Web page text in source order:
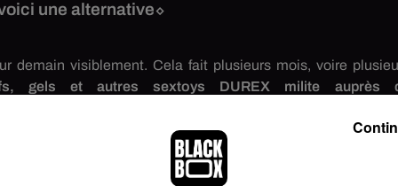
une alternative⬦
demain visiblement. Cela fait plusieurs mois, voire
gels et autressextoys DUREX milite auprès
CondomEmojisur les réseaux sociaux.
a toujours refusé de céder à la requête du leader mondial
son combat pour toujours plus de prévention auprès